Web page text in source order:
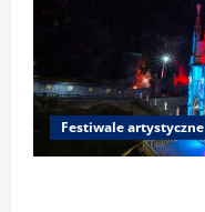
Festiwale artystyczne